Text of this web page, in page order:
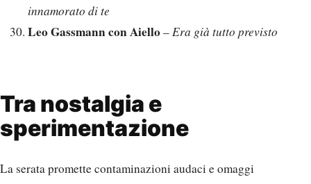
innamorato di te
Leo Gassmann con Aiello–Era già tutto previsto
Tra nostalgia e
sperimentazione
La serata promette contaminazioni audaci e omaggi